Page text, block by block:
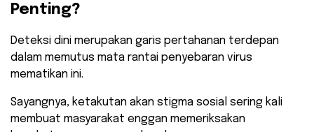
Penting?
​Deteksi dini merupakan garis pertahanan terdepan
dalam memutus mata rantai penyebaran virus
mematikan ini.
Sayangnya, ketakutan akan stigma sosial sering kali
membuat masyarakat enggan memeriksakan